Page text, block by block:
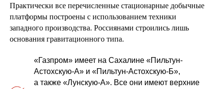
Практически все перечисленные стационарные добычные
платформы построены с использованием техники
западного производства. Россиянами строились лишь
основания гравитационного типа.
«Газпром» имеет на Сахалине «Пильтун-
Астохскую-А» и «Пильтун-Астохскую-Б»,
а также «Лунскую-А». Все они имеют верхние